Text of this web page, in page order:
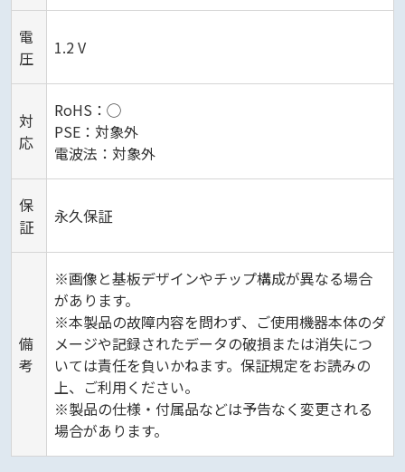
電
圧
1.2 V
対
応
RoHS：◯
PSE：対象外
電波法：対象外
保
証
永久保証
備
考
※画像と基板デザインやチップ構成が異なる場合
があります。
※本製品の故障内容を問わず、ご使用機器本体のダ
メージや記録されたデータの破損または消失につ
いては責任を負いかねます。保証規定をお読みの
上、ご利用ください。
※製品の仕様・付属品などは予告なく変更される
場合があります。